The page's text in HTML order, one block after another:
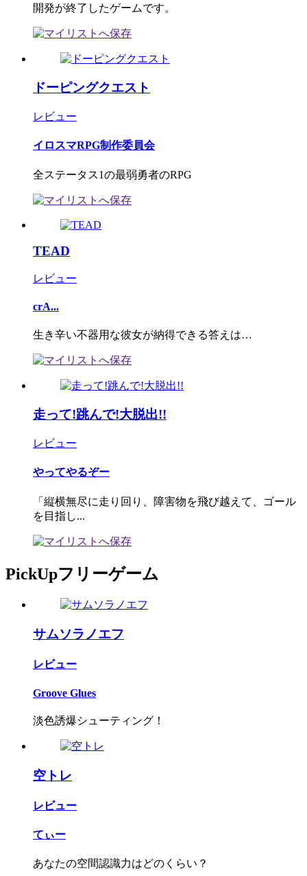
開発が終了したゲームです。
ドーピングクエスト
レビュー
イロスマRPG制作委員会
全ステータス1の最弱勇者のRPG
TEAD
レビュー
crA...
生き辛い不器用な彼女が納得できる答えは…
走って!跳んで!大脱出!!
レビュー
やってやるぞー
「縦横無尽に走り回り、障害物を飛び越えて、ゴール
を目指し...
PickUpフリーゲーム
サムソラノエフ
レビュー
Groove Glues
淡色誘爆シューティング！
空トレ
レビュー
てぃー
あなたの空間認識力はどのくらい？